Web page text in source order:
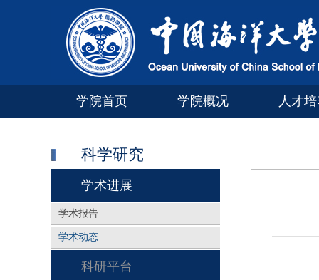
学院首页 学院概况 人才
科学研究
学术进展
学术报告
学术动态
科研平台